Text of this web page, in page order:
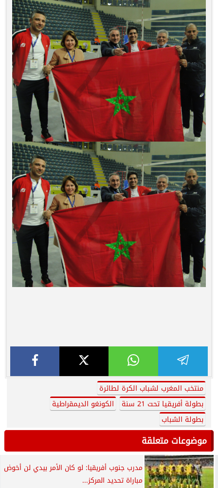
منتخب المغرب لشباب الكرة لطائرة
بطولة أفريقيا تحت 21 سنة
الكونغو الديمقراطية
بطولة الشباب
موضوعات متعلقة
مدرب جنوب أفريقيا: لو كان الأمر بيدي لن أخوض
مباراة تحديد المركز...